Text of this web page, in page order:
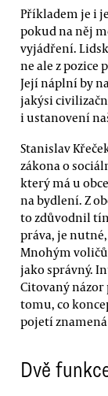
Příkladem je i
pokud na něj
vyjádření.
ne ale z pozice
Její náplní by
jakýsi
i ustanovení
Stanislav
zákona o
který má u
na bydlení. Z
to zdůvodnil
práva, je
Mnohým
jako správný.
Citovaný
tomu, co
pojetí
Dvě